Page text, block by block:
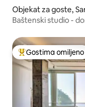
Objekat za goste,
Baštenski studio -
Najuspešniji među
Gostima omiljeno